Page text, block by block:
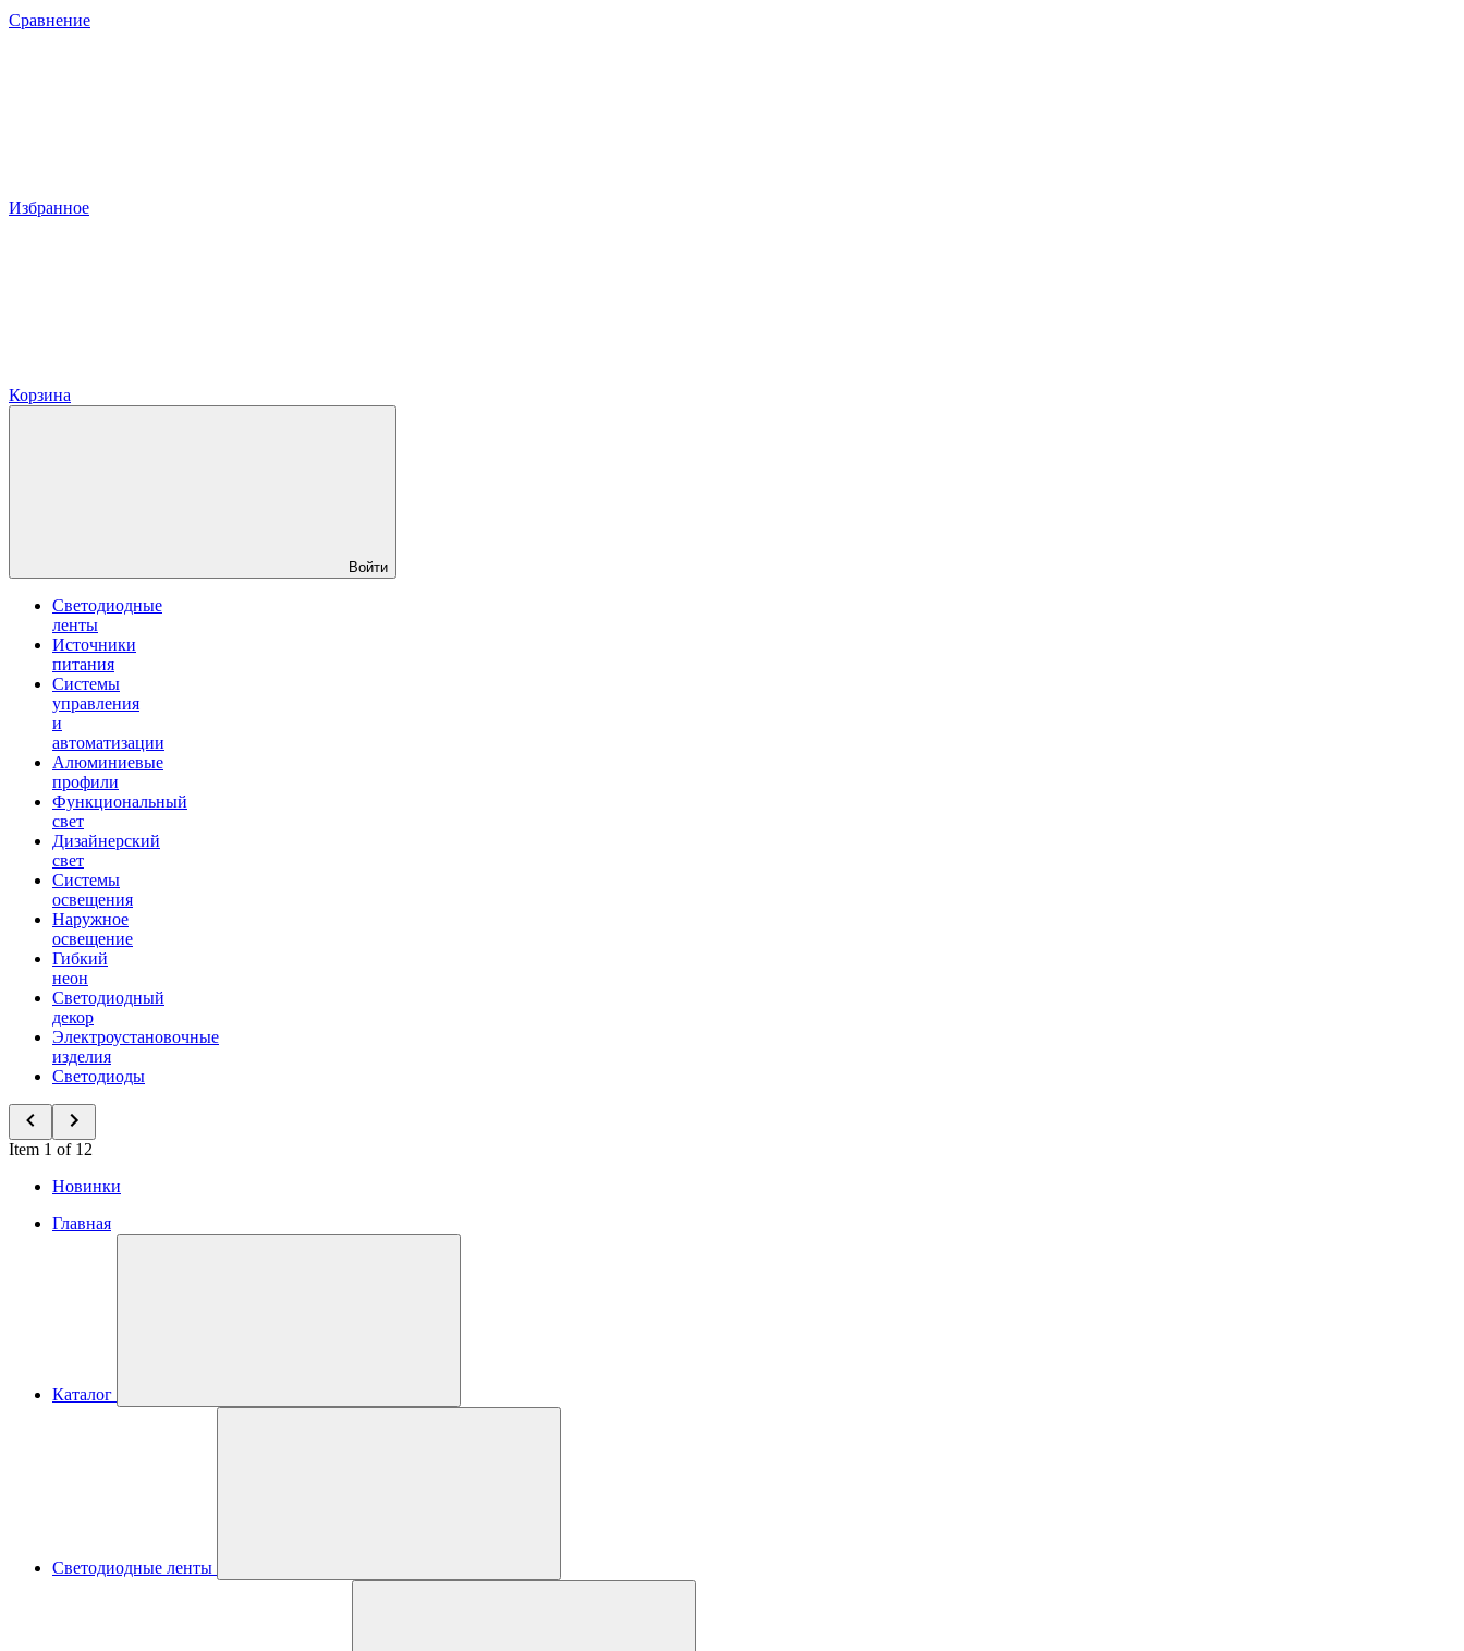
Сравнение
Избранное
Корзина
Войти
Светодиодные
ленты
Источники
питания
Системы
управления
и
автоматизации
Алюминиевые
профили
Функциональный
свет
Дизайнерский
свет
Системы
освещения
Наружное
освещение
Гибкий
неон
Светодиодный
декор
Электроустановочные
изделия
Светодиоды
Item 1 of 12
Новинки
Главная
Каталог
Светодиодные ленты